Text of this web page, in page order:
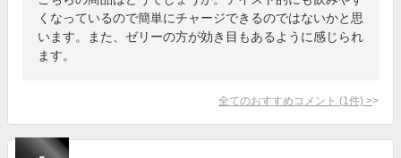
くなっているので簡単にチャージできるのではないかと思
います。また、ゼリーの方が効き目もあるように感じられ
ます。
全てのおすすめコメント (1 件) >